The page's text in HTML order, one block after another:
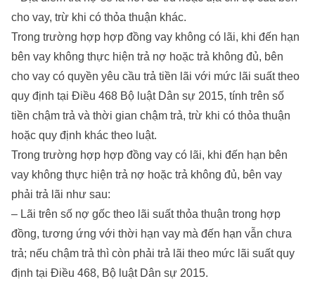
cho vay, trừ khi có thỏa thuận khác.
Trong trường hợp hợp đồng vay không có lãi, khi đến hạn
bên vay không thực hiện trả nợ hoặc trả không đủ, bên
cho vay có quyền yêu cầu trả tiền lãi với mức lãi suất theo
quy định tại Điều 468 Bộ luật Dân sự 2015, tính trên số
tiền chậm trả và thời gian chậm trả, trừ khi có thỏa thuận
hoặc quy định khác theo luật.
Trong trường hợp hợp đồng vay có lãi, khi đến hạn bên
vay không thực hiện trả nợ hoặc trả không đủ, bên vay
phải trả lãi như sau:
– Lãi trên số nợ gốc theo lãi suất thỏa thuận trong hợp
đồng, tương ứng với thời hạn vay mà đến hạn vẫn chưa
trả; nếu chậm trả thì còn phải trả lãi theo mức lãi suất quy
định tại Điều 468, Bộ luật Dân sự 2015.